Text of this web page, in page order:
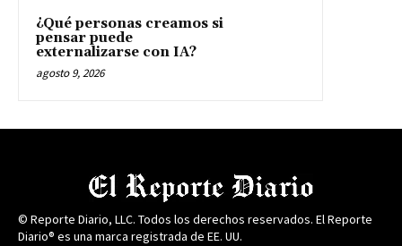
¿Qué personas creamos si
pensar puede
externalizarse con IA?
agosto 9, 2026
© Reporte Diario, LLC. Todos los derechos reservados. El Reporte
Diario® es una marca registrada de EE. UU.